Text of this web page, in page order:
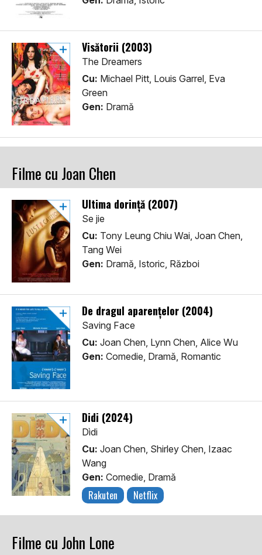
Visătorii (2003)
The Dreamers
Cu: Michael Pitt, Louis Garrel, Eva
Green
Gen: Dramă
Filme cu Joan Chen
Ultima dorință (2007)
Se jie
Cu: Tony Leung Chiu Wai, Joan Chen,
Tang Wei
Gen: Dramă, Istoric, Război
De dragul aparențelor (2004)
Saving Face
Cu: Joan Chen, Lynn Chen, Alice Wu
Gen: Comedie, Dramă, Romantic
Didi (2024)
Dìdi
Cu: Joan Chen, Shirley Chen, Izaac
Wang
Gen: Comedie, Dramă
Rakuten Netflix
Filme cu John Lone